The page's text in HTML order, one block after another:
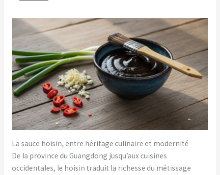
La sauce hoisin, entre héritage culinaire et modernité
De la province du Guangdong jusqu’aux cuisines
occidentales, le hoisin traduit la richesse du métissage